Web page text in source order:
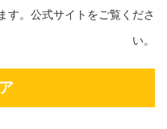
す。公式サイトをご覧くださ
い。